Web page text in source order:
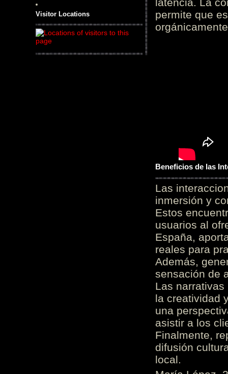
Visitor Locations
permite que
Beneficios de las
Las
inmersión y
Estos
usuarios al
España,
reales para
Además,
sensación de
Las
la creatividad
una
asistir a los
Finalmente,
difusión
local.